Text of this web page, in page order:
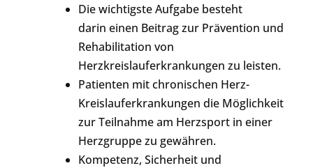
Die wichtigste Aufgabe besteht
darin einen Beitrag zur Prävention und
Rehabilitation von
Herzkreislauferkrankungen zu leisten.
Patienten mit chronischen Herz-
Kreislauferkrankungen die Möglichkeit
zur Teilnahme am Herzsport in einer
Herzgruppe zu gewähren.
Kompetenz, Sicherheit und